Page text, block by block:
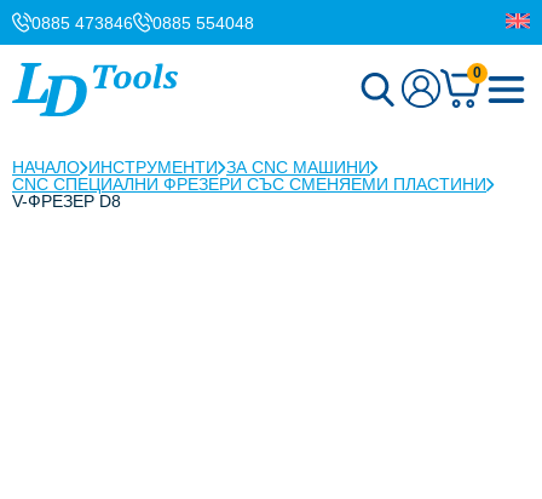
0885 473846 0885 554048
0
НАЧАЛО ИНСТРУМЕНТИ ЗА CNC МАШИНИ
CNC СПЕЦИАЛНИ ФРЕЗЕРИ СЪС СМЕНЯЕМИ ПЛАСТИНИ
V-ФРЕЗЕР D8